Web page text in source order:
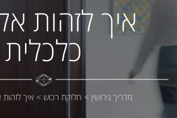
איך לזהות
כלכלית
מדריך גירושין > חלוקת רכוש > איך לזהות